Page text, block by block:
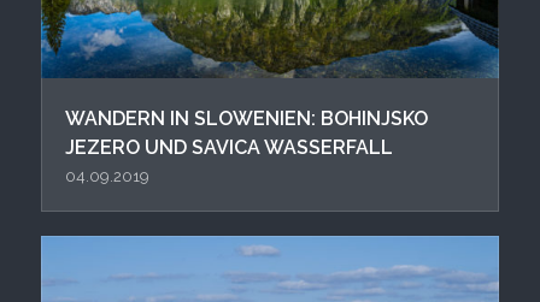
WANDERN IN SLOWENIEN: BOHINJSKO
JEZERO UND SAVICA WASSERFALL
04.09.2019